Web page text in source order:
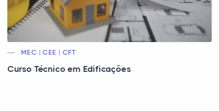
MEC | CEE | CFT
Curso Técnico em Edificações